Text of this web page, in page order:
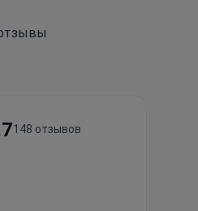
148 отзывов